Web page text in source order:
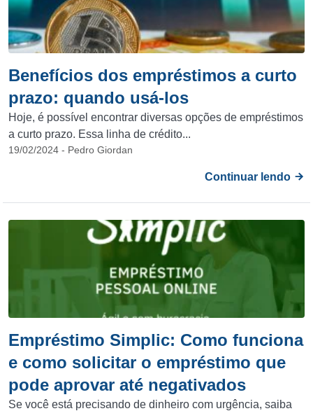
Benefícios dos empréstimos a curto
prazo: quando usá-los
Hoje, é possível encontrar diversas opções de empréstimos
a curto prazo. Essa linha de crédito...
19/02/2024 - Pedro Giordan
Continuar lendo
Empréstimo Simplic: Como funciona
e como solicitar o empréstimo que
pode aprovar até negativados
Se você está precisando de dinheiro com urgência, saiba